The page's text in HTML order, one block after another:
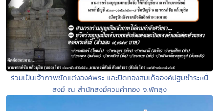
ร่วมเป็นเจ้าภาพขัดแต่งองค์พระ และปิดทองสมเด็จองค์ปฐมชำระหนี้
สงฆ์ ณ สำนักสงฆ์ควนคำทอง จ.พัทลุง